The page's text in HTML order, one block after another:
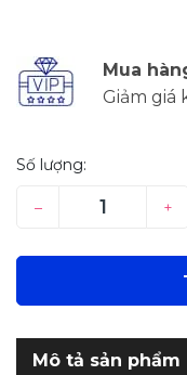
Mua
Giảm giá
Số lượng:
– +
Mô tả sản phẩm